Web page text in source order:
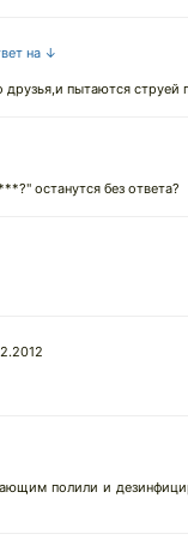
на ↓
друзья,и пытаются
останутся без ответа?
полили и